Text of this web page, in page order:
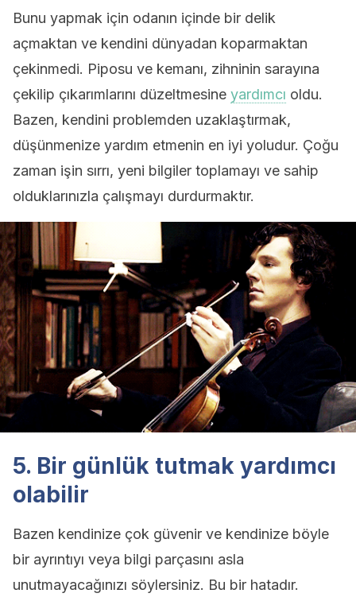
Bunu yapmak için odanın içinde bir delik
açmaktan ve kendini dünyadan koparmaktan
çekinmedi. Piposu ve kemanı, zihninin sarayına
çekilip çıkarımlarını düzeltmesine yardımcı oldu.
Bazen, kendini problemden uzaklaştırmak,
düşünmenize yardım etmenin en iyi yoludur. Çoğu
zaman işin sırrı, yeni bilgiler toplamayı ve sahip
olduklarınızla çalışmayı durdurmaktır.
5. Bir günlük tutmak yardımcı
olabilir
Bazen kendinize çok güvenir ve kendinize böyle
bir ayrıntıyı veya bilgi parçasını asla
unutmayacağınızı söylersiniz. Bu bir hatadır.